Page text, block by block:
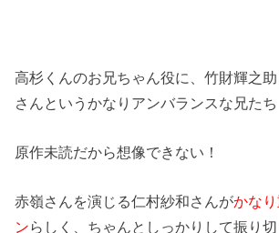
高杉くんのお兄ちゃん役に、竹財輝之
さんというかなりアンバランスな兄たち
原作未読だから想像できない！
赤嶺さんを演じる仁村紗和さんがかな
ンらしく、ちゃんとしっかりして振り切